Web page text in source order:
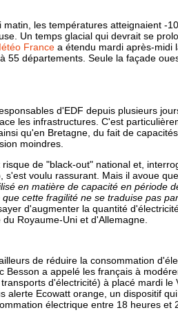
les températures atteignaient -
Un temps glacial qui devrait se
France a étendu mardi après-midi
55 départements. Seule la façade
d'EDF depuis plusieurs
les infrastructures. C'est
qu'en Bretagne, du fait de
moindres.
de "black-out" national et,
s'est voulu rassurant. Mais il avoue
en matière de capacité en période
cette fragilité ne se traduise pas
d'augmenter la quantité
Royaume-Uni et d'Allemagne.
de réduire la consommation
Besson a appelé les français à
d'électricité) à placé mardi le
alerte Ecowatt orange, un dispositif
électrique entre 18 heures et